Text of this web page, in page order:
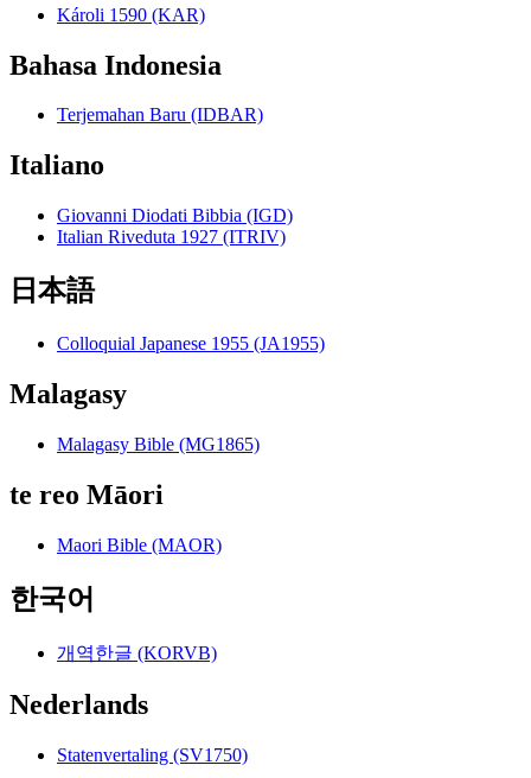
Károli 1590 (KAR)
Bahasa Indonesia
Terjemahan Baru (IDBAR)
Italiano
Giovanni Diodati Bibbia (IGD)
Italian Riveduta 1927 (ITRIV)
日本語
Colloquial Japanese 1955 (JA1955)
Malagasy
Malagasy Bible (MG1865)
te reo Māori
Maori Bible (MAOR)
한국어
개역한글 (KORVB)
Nederlands
Statenvertaling (SV1750)